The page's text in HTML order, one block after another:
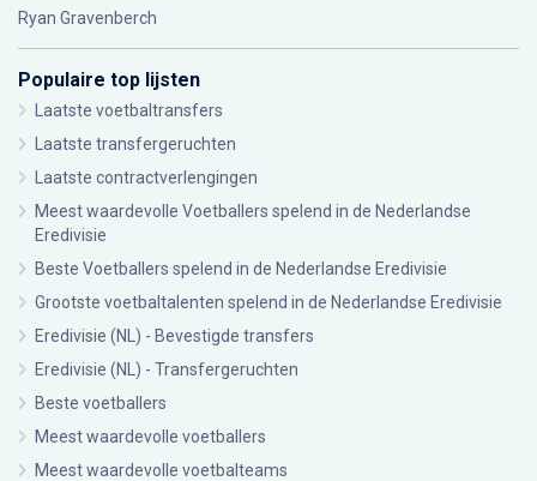
Ryan Gravenberch
Populaire top lijsten
Laatste voetbaltransfers
Laatste transfergeruchten
Laatste contractverlengingen
Meest waardevolle Voetballers spelend in de Nederlandse
Eredivisie
Beste Voetballers spelend in de Nederlandse Eredivisie
Grootste voetbaltalenten spelend in de Nederlandse Eredivisie
Eredivisie (NL) - Bevestigde transfers
Eredivisie (NL) - Transfergeruchten
Beste voetballers
Meest waardevolle voetballers
Meest waardevolle voetbalteams